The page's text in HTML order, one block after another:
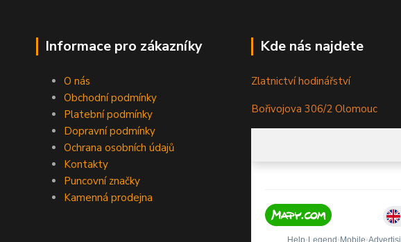
Informace pro zákazníky
O nás
Obchodní podmínky
Platební podmínky
Dopravní podmínky
Ochrana osobních údajů
Kontakty
Puncovní značky
Kamenná prodejna
Kde nás najdete
Zlatnictví hodinářství
Bořivojova 306/2 Olomouc